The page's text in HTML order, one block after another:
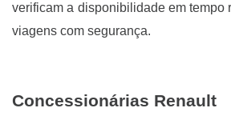
verificam a disponibilidade em tempo
viagens com segurança.
Concessionárias Renault